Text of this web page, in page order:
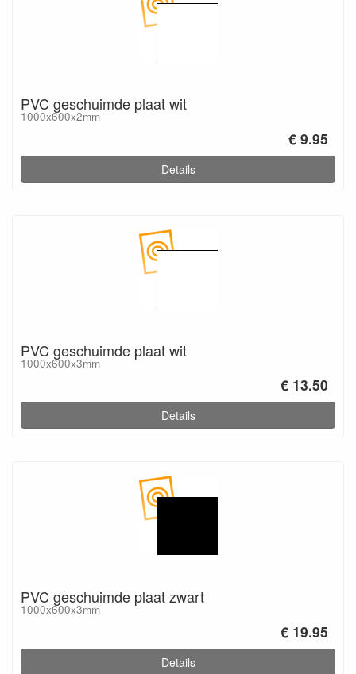
PVC geschuimde plaat wit
1000x600x2mm
€ 9.95
Details
PVC geschuimde plaat wit
1000x600x3mm
€ 13.50
Details
PVC geschuimde plaat zwart
1000x600x3mm
€ 19.95
Details